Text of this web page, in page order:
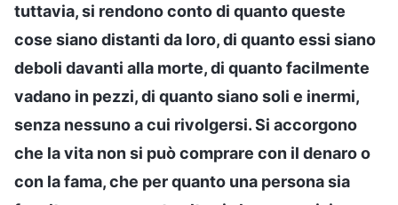
tuttavia, si rendono conto di quanto queste
cose siano distanti da loro, di quanto essi siano
deboli davanti alla morte, di quanto facilmente
vadano in pezzi, di quanto siano soli e inermi,
senza nessuno a cui rivolgersi. Si accorgono
che la vita non si può comprare con il denaro o
con la fama, che per quanto una persona sia